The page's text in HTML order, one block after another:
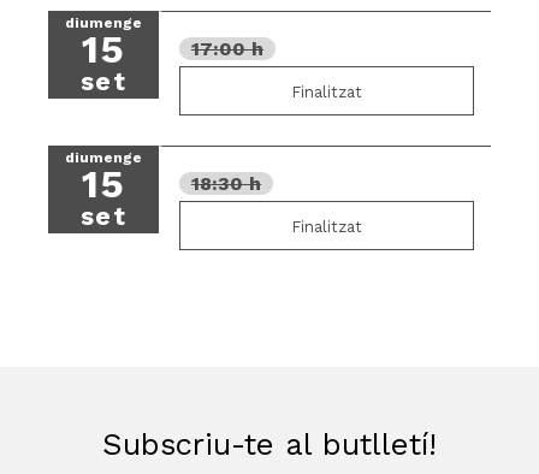
diumenge
15
set
17:00 h
Finalitzat
diumenge
15
set
18:30 h
Finalitzat
Subscriu-te al butlletí!